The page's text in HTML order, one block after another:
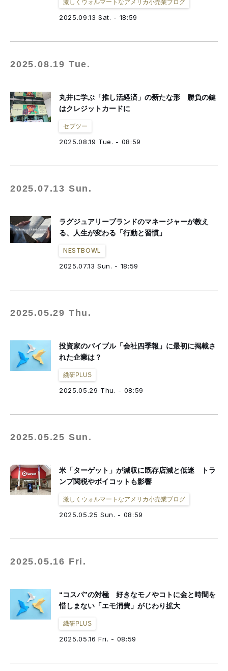
激しくウォルマートなアメリカ小売業ブログ
2025.09.13 Sat. - 18:59
2025.08.19 Tue.
丸井に学ぶ「推し活経済」の新たな形 勝負の鍵
はクレジットカードに
セブツー
2025.08.19 Tue. - 08:59
2025.07.13 Sun.
ラグジュアリーブランドのマネージャーが教え
る、人生が変わる「行動と習慣」
NESTBOWL
2025.07.13 Sun. - 18:59
2025.05.29 Thu.
投資家のバイブル「会社四季報」に最初に掲載さ
れた企業は？
繊研PLUS
2025.05.29 Thu. - 08:59
2025.05.25 Sun.
米「ターゲット」が減収に既存店減と低迷 トラ
ンプ関税やボイコットも影響
激しくウォルマートなアメリカ小売業ブログ
2025.05.25 Sun. - 08:59
2025.05.16 Fri.
“コスパ”の対極 好きなモノやコトに金と時間を
惜しまない「エモ消費」がじわり拡大
繊研PLUS
2025.05.16 Fri. - 08:59